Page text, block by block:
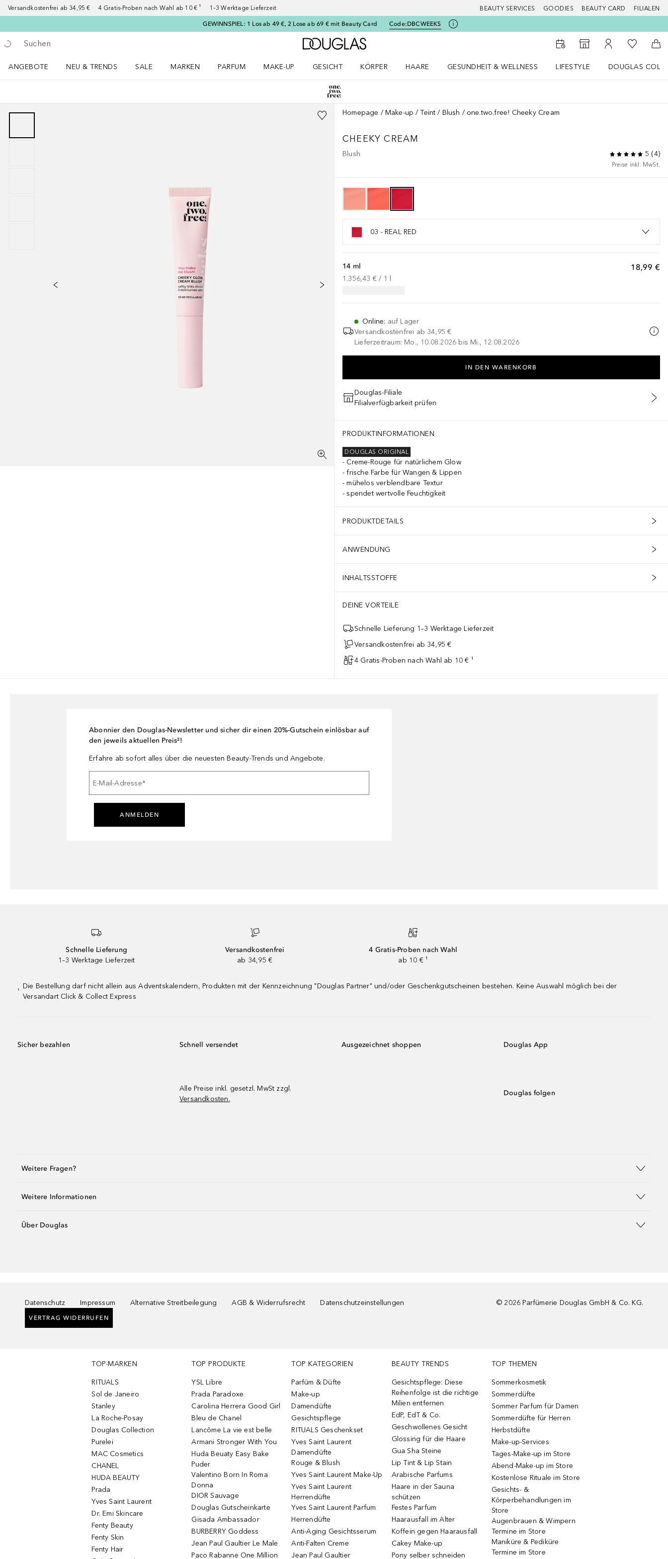
Versandkostenfrei ab 34,95 € 4 Gratis-Proben nach Wahl ab 10 € ¹ 1–3 Werktage Lieferzeit BEAUTY SERVICES GOODIES BEAUTY CARD FILIALEN
GEWINNSPIEL: 1 Los ab 49 €, 2 Lose ab 69 € mit Beauty Card Code:DBCWEEKS
Gehe zurück
Suche ausführen
Zur Douglas Startseite
Zum Storefinder
Zu Meinem
Zu Meiner
ANGEBOTE
NEU & TRENDS
SALE
MARKEN
PARFUM
MAKE-UP
GESICHT
KÖRPER
HAARE
GESUNDHEIT & WELLNESS
LIFESTYLE
DOUGLAS
Homepage Make-up Teint Blush one.two.free! Cheeky Cream
CHEEKY CREAM
Blush 5 (4)
Preise inkl. MwSt.
03 - REAL RED
18,99 €
14 ml
1.356,43 € / 1
Online: auf Lager
Versandkostenfrei ab 34,95 €
Lieferzeitraum: Mo., 10.08.2026 bis Mi., 12.08.2026
IN DEN WARENKORB
Douglas-Filiale
Filialverfügbarkeit prüfen
PRODUKTINFORMATIONEN
DOUGLAS ORIGINAL
Creme-Rouge für natürlichem Glow
frische Farbe für Wangen & Lippen
mühelos verblendbare Textur
spendet wertvolle Feuchtigkeit
PRODUKTDETAILS
ANWENDUNG
INHALTSSTOFFE
DEINE VORTEILE
Schnelle Lieferung 1–3 Werktage Lieferzeit
Versandkostenfrei ab 34,95 €
4 Gratis-Proben nach Wahl ab 10 € ¹
Abonnier den Douglas-Newsletter und sicher dir einen 20%-Gutschein einlösbar auf
den jeweils aktuellen Preis²!
Erfahre ab sofort alles über die neuesten Beauty-Trends und Angebote.
E-Mail-Adresse*
ANMELDEN
Schnelle Lieferung
1–3 Werktage Lieferzeit
Versandkostenfrei
ab 34,95 €
4 Gratis-Proben nach Wahl
ab 10 € ¹
¹
Die Bestellung darf nicht allein aus Adventskalendern, Produkten mit der Kennzeichnung "Douglas Partner" und/oder Geschenkgutscheinen bestehen. Keine Auswahl möglich bei der
Versandart Click & Collect Express
Sicher bezahlen Schnell versendet
Alle Preise inkl. gesetzl. MwSt zzgl.
Versandkosten.
Ausgezeichnet shoppen Douglas App
Douglas folgen
Weitere Fragen?
Weitere Informationen
Über Douglas
Datenschutz Impressum Alternative Streitbeilegung AGB & Widerrufsrecht Datenschutzeinstellungen
VERTRAG WIDERRUFEN
© 2026 Parfümerie Douglas GmbH & Co. KG.
TOP-MARKEN
RITUALS
Sol de Janeiro
Stanley
La Roche-Posay
Douglas Collection
Purelei
MAC Cosmetics
CHANEL
HUDA BEAUTY
Prada
Yves Saint Laurent
Dr. Emi Skincare
Fenty Beauty
Fenty Skin
Fenty Hair
TOP PRODUKTE
YSL Libre
Prada Paradoxe
Carolina Herrera Good Girl
Bleu de Chanel
Lancôme La vie est belle
Armani Stronger With You
Huda Beuaty Easy Bake
Puder
Valentino Born In Roma
Donna
DIOR Sauvage
Douglas Gutscheinkarte
Gisada Ambassador
BURBERRY Goddess
Jean Paul Gaultier Le Male
Paco Rabanne One Million
TOP KATEGORIEN
Parfüm & Düfte
Make-up
Damendüfte
Gesichtspflege
RITUALS Geschenkset
Yves Saint Laurent
Damendüfte
Rouge & Blush
Yves Saint Laurent Make-Up
Yves Saint Laurent
Herrendüfte
Yves Saint Laurent Parfum
Herrendüfte
Anti-Aging Gesichtsserum
Anti-Falten Creme
Jean Paul Gaultier
BEAUTY TRENDS
Gesichtspflege: Diese
Reihenfolge ist die richtige
Milien entfernen
EdP, EdT & Co.
Geschwollenes Gesicht
Glossing für die Haare
Gua Sha Steine
Lip Tint & Lip Stain
Arabische Parfums
Haare in der Sauna
schützen
Festes Parfum
Haarausfall im Alter
Koffein gegen Haarausfall
Cakey Make-up
Pony selber schneiden
TOP THEMEN
Sommerkosmetik
Sommerdüfte
Sommer Parfum für Damen
Sommerdüfte für Herren
Herbstdüfte
Make-up-Services
Tages-Make-up im Store
Abend-Make-up im Store
Kostenlose Rituale im Store
Gesichts- &
Körperbehandlungen im
Store
Augenbrauen & Wimpern
Termine im Store
Maniküre & Pediküre
Termine im Store